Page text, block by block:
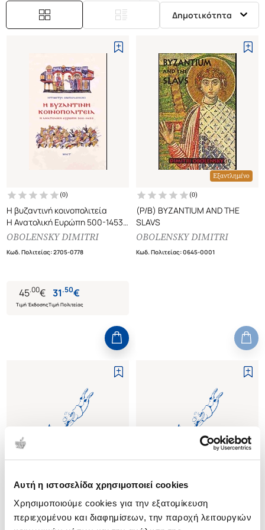
Αυτή η ιστοσελίδα χρησιμοποιεί cookies
Χρησιμοποιούμε cookies για την εξατομίκευση
περιεχομένου και διαφημίσεων, την παροχή λειτουργιών
Δημοτικότητα
(0)
Η βυζαντινή κοινοπολιτεία
Η Ανατολική Ευρώπη 500-1453
(χαρτόδετη έκδοση)
OBOLENSKY DIMITRI
Κωδ. Πολιτείας:2705-0778
45.00€
Τιμή Έκδοσης
31.50€
Τιμή Πολιτείας
Εξαντλημένο
(0)
(P/B) BYZANTIUM AND THE
SLAVS
OBOLENSKY DIMITRI
Κωδ. Πολιτείας:0645-0001
Εξαντλημένο
(0) (0)